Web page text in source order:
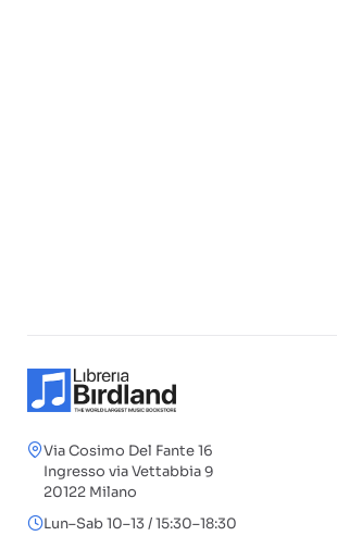
Via Cosimo Del Fante 16
Ingresso via Vettabbia 9
20122 Milano
Lun–Sab 10–13 / 15:30–18:30